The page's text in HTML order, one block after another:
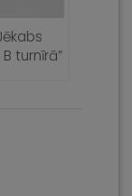
turnīrā”